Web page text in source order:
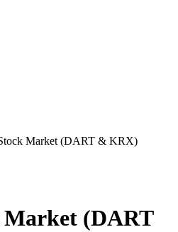
Market (DART & KRX)
Market (DART